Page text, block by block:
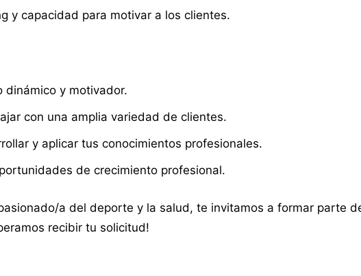
y capacidad para motivar a los clientes.
dinámico y motivador.
con una amplia variedad de clientes.
y aplicar tus conocimientos profesionales.
de crecimiento profesional.
a del deporte y la salud, te invitamos a formar parte
recibir tu solicitud!